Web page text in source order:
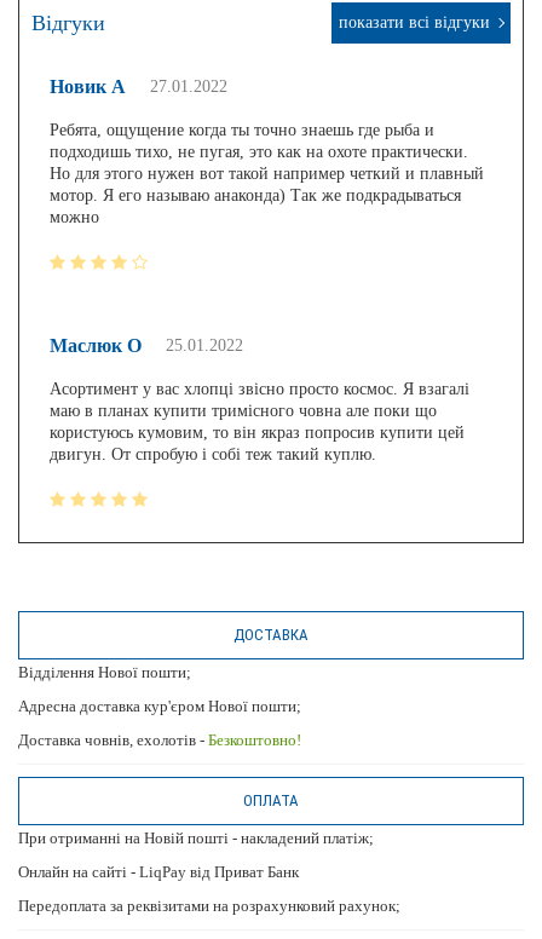
Відгуки показати всі відгуки
Новик А 27.01.2022
Ребята, ощущение когда ты точно знаешь где рыба и
подходишь тихо, не пугая, это как на охоте практически.
Но для этого нужен вот такой например четкий и плавный
мотор. Я его называю анаконда) Так же подкрадываться
можно
Маслюк О 25.01.2022
Асортимент у вас хлопці звісно просто космос. Я взагалі
маю в планах купити тримісного човна але поки що
користуюсь кумовим, то він якраз попросив купити цей
двигун. От спробую і собі теж такий куплю.
ДОСТАВКА
Відділення Нової пошти;
Адресна доставка кур'єром Нової пошти;
Доставка човнів, ехолотів - Безкоштовно!
ОПЛАТА
При отриманні на Новій пошті - накладений платіж;
Онлайн на сайті - LiqPay від Приват Банк
Передоплата за реквізитами на розрахунковий рахунок;